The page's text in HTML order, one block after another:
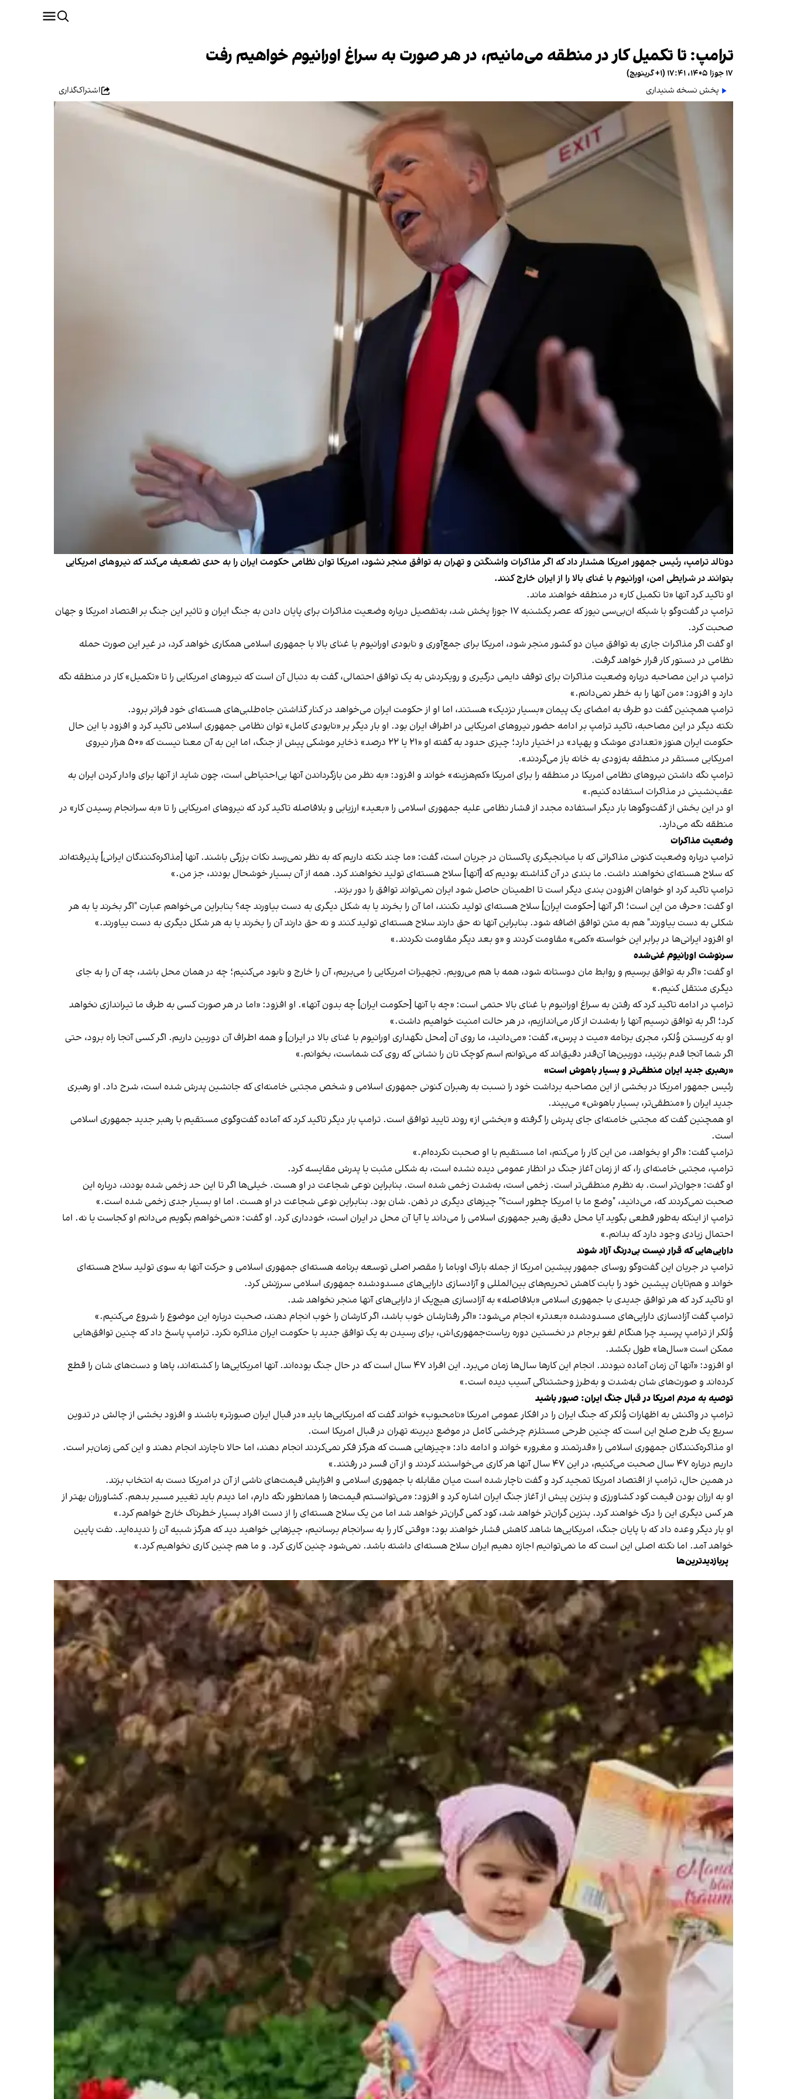
ترامپ: تا تکمیل کار در منطقه می‌مانیم، در هر صورت به سراغ اورانیوم خواهیم رفت
۱۷ جوزا ۱۴۰۵، ۱۷:۴۱ (‎+۱ گرینویچ)
پخش نسخه شنیداری
اشتراک‌گذاری
دونالد ترامپ، رئیس جمهور امریکا هشدار داد که اگر مذاکرات واشنگتن و تهران به توافق منجر نشود، امریکا توان نظامی حکومت ایران را به حدی تضعیف می‌کند که نیروهای امریکایی
بتوانند در شرایطی امن، اورانیوم با غنای بالا را از ایران خارج کنند.
او تاکید کرد آنها «تا تکمیل کار» در منطقه خواهند ماند.
ترامپ در گفت‌وگو با شبکه ان‌بی‌سی نیوز که عصر یکشنبه ۱۷ جوزا پخش شد، به‌تفصیل درباره وضعیت مذاکرات برای پایان دادن به جنگ ایران و تاثیر این جنگ بر اقتصاد امریکا و جهان
صحبت کرد.
او گفت اگر مذاکرات جاری به توافق میان دو کشور منجر شود، امریکا برای جمع‌آوری و نابودی اورانیوم با غنای بالا با جمهوری اسلامی همکاری خواهد کرد، در غیر این صورت حمله
نظامی در دستور کار قرار خواهد گرفت.
ترامپ در این مصاحبه درباره وضعیت مذاکرات برای توقف دایمی درگیری و رویکردش به یک توافق احتمالی، گفت به دنبال آن است که نیروهای امریکایی را تا «تکمیل» کار در منطقه نگه
دارد و افزود: «من آنها را به خطر نمی‌دانم.»
ترامپ همچنین گفت دو طرف به امضای یک پیمان «بسیار نزدیک» هستند، اما او از حکومت ایران می‌خواهد در کنار گذاشتن جاه‌طلبی‌های هسته‌ای خود فراتر برود.
نکته دیگر در این مصاحبه، تاکید ترامپ بر ادامه حضور نیروهای امریکایی در اطراف ایران بود. او بار دیگر بر «نابودی کامل» توان نظامی جمهوری اسلامی تاکید کرد و افزود با این حال
حکومت ایران هنوز «تعدادی موشک و پهپاد» در اختیار دارد؛ چیزی حدود به گفته او «۲۱ یا ۲۲ درصد» ذخایر موشکی پیش از جنگ، اما این به آن معنا نیست که «۵۰ هزار نیروی
امریکایی مستقر در منطقه به‌زودی به خانه باز می‌گردند».
ترامپ نگه داشتن نیروهای نظامی امریکا در منطقه را برای امریکا «کم‌هزینه» خواند و افزود: «به نظر من بازگرداندن آنها بی‌احتیاطی است، چون شاید از آنها برای وادار کردن ایران به
عقب‌نشینی در مذاکرات استفاده کنیم.»
او در این بخش از گفت‌وگوها بار دیگر استفاده مجدد از فشار نظامی علیه جمهوری اسلامی را «بعید» ارزیابی و بلافاصله تاکید کرد که نیروهای امریکایی را تا «به سرانجام رسیدن کار» در
منطقه نگه می‌دارد.
وضعیت مذاکرات
ترامپ درباره وضعیت کنونی مذاکراتی که با میانجیگری پاکستان در جریان است، گفت: «ما چند نکته داریم که به نظر نمی‌رسد نکات بزرگی باشند. آنها [مذاکره‌کنندگان ایرانی] پذیرفته‌اند
که سلاح هسته‌ای نخواهند داشت. ما بندی در آن گذاشته بودیم که [آنها] سلاح هسته‌ای تولید نخواهند کرد. همه از آن بسیار خوشحال بودند، جز من.»
ترامپ تاکید کرد او خواهان افزودن بندی دیگر است تا اطمینان حاصل شود ایران نمی‌تواند توافق را دور بزند.
او گفت: «حرف من این است؛ اگر آنها [حکومت ایران] سلاح هسته‌ای تولید نکنند، اما آن را بخرند یا به شکل دیگری به دست بیاورند چه؟ بنابراین می‌خواهم عبارت "اگر بخرند یا به هر
شکلی به دست بیاورند" هم به متن توافق اضافه شود. بنابراین آنها نه حق دارند سلاح هسته‌ای تولید کنند و نه حق دارند آن را بخرند یا به هر شکل دیگری به دست بیاورند.»
او افزود ایرانی‌ها در برابر این خواسته «کمی» مقاومت کردند و «و بعد دیگر مقاومت نکردند.»
سرنوشت اورانیوم غنی‌شده
او گفت: «اگر به توافق برسیم و روابط مان دوستانه شود، همه با هم می‌رویم. تجهیزات امریکایی را می‌بریم، آن را خارج و نابود می‌کنیم؛ چه در همان محل باشد، چه آن را به جای
دیگری منتقل کنیم.»
ترامپ در ادامه تاکید کرد که رفتن به سراغ اورانیوم با غنای بالا حتمی است: «چه با آنها [حکومت ایران] چه بدون آنها». او افزود: «اما در هر صورت کسی به طرف ما تیراندازی نخواهد
کرد؛ اگر به توافق نرسیم آنها را به‌شدت از کار می‌اندازیم، در هر حالت امنیت خواهیم داشت.»
او به کریستن وُلکر، مجری برنامه «میت د پرس»، گفت: «می‌دانید، ما روی آن [محل نگهداری اورانیوم با غنای بالا در ایران] و همه اطراف آن دوربین داریم. اگر کسی آنجا راه برود، حتی
اگر شما آنجا قدم بزنید، دوربین‌ها آن‌قدر دقیق‌اند که می‌توانم اسم کوچک تان را نشانی که روی کت شماست، بخوانم.»
«رهبری جدید ایران منطقی‌تر و بسیار باهوش است»
رئیس جمهور امریکا در بخشی از این مصاحبه برداشت خود را نسبت به رهبران کنونی جمهوری اسلامی و شخص مجتبی خامنه‌ای که جانشین پدرش شده است، شرح داد. او رهبری
جدید ایران را «منطقی‌تر، بسیار باهوش» می‌بیند.
او همچنین گفت که مجتبی خامنه‌ای جای پدرش را گرفته و «بخشی از» روند تایید توافق است. ترامپ بار دیگر تاکید کرد که آماده گفت‌وگوی مستقیم با رهبر جدید جمهوری اسلامی
است.
ترامپ گفت: «اگر او بخواهد، من این کار را می‌کنم، اما مستقیم با او صحبت نکرده‌ام.»
ترامپ، مجتبی خامنه‌ای را، که از زمان آغاز جنگ در انظار عمومی دیده نشده است، به شکلی مثبت با پدرش مقایسه کرد.
او گفت: «جوان‌تر است. به نظرم منطقی‌تر است. زخمی است، به‌شدت زخمی شده است. بنابراین نوعی شجاعت در او هست. خیلی‌ها اگر تا این حد زخمی شده بودند، درباره این
صحبت نمی‌کردند که، می‌دانید، "وضع ما با امریکا چطور است؟" چیزهای دیگری در ذهن. شان بود. بنابراین نوعی شجاعت در او هست. اما او بسیار جدی زخمی شده است.»
ترامپ از اینکه به‌طور قطعی بگوید آیا محل دقیق رهبر جمهوری اسلامی را می‌داند یا آیا آن محل در ایران است، خودداری کرد. او گفت: «نمی‌خواهم بگویم می‌دانم او کجاست یا نه. اما
احتمال زیادی وجود دارد که بدانم.»
دارایی‌هایی که قرار نیست بی‌درنگ آزاد شوند
ترامپ در جریان این گفت‌وگو روسای جمهور پیشین امریکا از جمله باراک اوباما را مقصر اصلی توسعه برنامه هسته‌ای جمهوری اسلامی و حرکت آنها به سوی تولید سلاح هسته‌ای
خواند و هم‌تایان پیشین خود را بابت کاهش تحریم‌های بین‌المللی و آزادسازی دارایی‌های مسدودشده جمهوری اسلامی سرزنش کرد.
او تاکید کرد که هر توافق جدیدی با جمهوری اسلامی «بلافاصله» به آزادسازی هیچ‌یک از دارایی‌های آنها منجر نخواهد شد.
ترامپ گفت آزادسازی دارایی‌های مسدودشده «بعدتر» انجام می‌شود: «اگر رفتارشان خوب باشد، اگر کارشان را خوب انجام دهند، صحبت درباره این موضوع را شروع می‌کنیم.»
وُلکر از ترامپ پرسید چرا هنگام لغو برجام در نخستین دوره ریاست‌جمهوری‌اش، برای رسیدن به یک توافق جدید با حکومت ایران مذاکره نکرد. ترامپ پاسخ داد که چنین توافق‌هایی
ممکن است «سال‌ها» طول بکشد.
او افزود: «آنها آن زمان آماده نبودند. انجام این کارها سال‌ها زمان می‌برد. این افراد ۴۷ سال است که در حال جنگ بوده‌اند. آنها امریکایی‌ها را کشته‌اند، پاها و دست‌های شان را قطع
کرده‌اند و صورت‌های شان به‌شدت و به‌طرز وحشتناکی آسیب دیده است.»
توصیه به مردم امریکا در قبال جنگ ایران: صبور باشید
ترامپ در واکنش به اظهارات وُلکر که جنگ ایران را در افکار عمومی امریکا «نامحبوب» خواند گفت که امریکایی‌ها باید «در قبال ایران صبورتر» باشند و افزود بخشی از چالش در تدوین
سریع یک طرح صلح این است که چنین طرحی مستلزم چرخشی کامل در موضع دیرینه تهران در قبال امریکا است.
او مذاکره‌کنندگان جمهوری اسلامی را «قدرتمند و مغرور» خواند و ادامه داد: «چیزهایی هست که هرگز فکر نمی‌کردند انجام دهند، اما حالا ناچارند انجام دهند و این کمی زمان‌بر است.
داریم درباره ۴۷ سال صحبت می‌کنیم، در این ۴۷ سال آنها هر کاری می‌خواستند کردند و از آن قسر در رفتند.»
در همین حال، ترامپ از اقتصاد امریکا تمجید کرد و گفت ناچار شده است میان مقابله با جمهوری اسلامی و افزایش قیمت‌های ناشی از آن در امریکا دست به انتخاب بزند.
او به ارزان بودن قیمت کود کشاورزی و بنزین پیش از آغاز جنگ ایران اشاره کرد و افزود: «می‌توانستم قیمت‌ها را همانطور نگه دارم، اما دیدم باید تغییر مسیر بدهم. کشاورزان بهتر از
هر کس دیگری این را درک خواهند کرد. بنزین گران‌تر خواهد شد، کود کمی گران‌تر خواهد شد اما من یک سلاح هسته‌ای را از دست افراد بسیار خطرناک خارج خواهم کرد.»
او بار دیگر وعده داد که با پایان جنگ، امریکایی‌ها شاهد کاهش فشار خواهند بود: «وقتی کار را به سرانجام برسانیم، چیزهایی خواهید دید که هرگز شبیه آن را ندیده‌اید. نفت پایین
خواهد آمد. اما نکته اصلی این است که ما نمی‌توانیم اجازه دهیم ایران سلاح هسته‌ای داشته باشد. نمی‌شود چنین کاری کرد. و ما هم چنین کاری نخواهیم کرد.»
پربازدیدترین‌ها